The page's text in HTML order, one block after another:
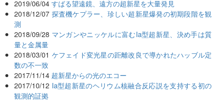
2019/06/04 すばる望遠鏡、遠方の超新星を大量発見
2018/12/07 探査機ケプラー、珍しい超新星爆発の初期段階を観
測
2018/09/28 マンガンやニッケルに富むIa型超新星、決め手は質
量と金属量
2018/03/01 ケフェイド変光星の距離改良で導かれたハッブル定
数の不一致
2017/11/14 超新星からの光のエコー
2017/10/12 Ia型超新星のヘリウム核融合反応説を支持する初の
観測的証拠